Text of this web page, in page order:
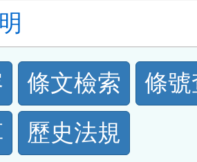
條文檢索
條
歷史法規